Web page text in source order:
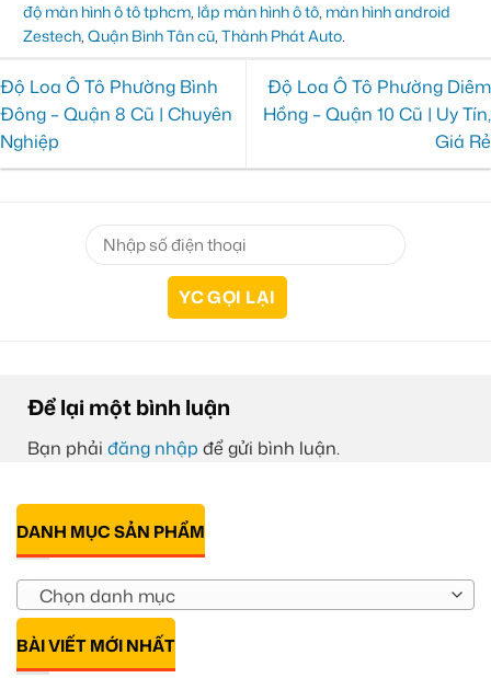
độ màn hình ô tô tphcm, lắp màn hình ô tô, màn hình android
Zestech, Quận Bình Tân cũ, Thành Phát Auto.
Độ Loa Ô Tô Phường Bình
Đông – Quận 8 Cũ | Chuyên
Nghiệp
Độ Loa Ô Tô Phường Diêm
Hồng – Quận 10 Cũ | Uy Tín,
Giá Rẻ
Để lại một bình luận
Bạn phải đăng nhập để gửi bình luận.
DANH MỤC SẢN PHẨM
Chọn danh mục
BÀI VIẾT MỚI NHẤT